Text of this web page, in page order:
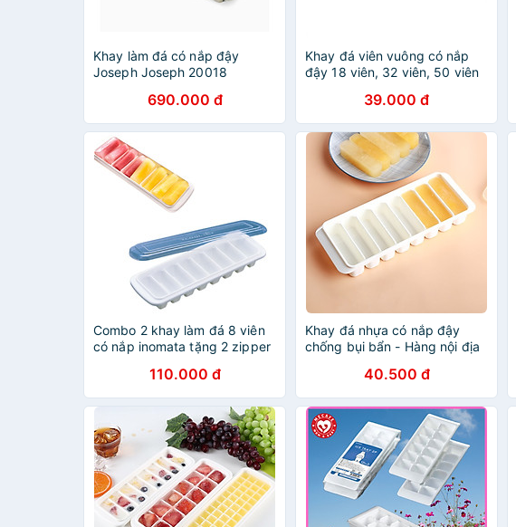
Khay làm đá có nắp đậy
Joseph Joseph 20018
690.000 đ
Khay đá viên vuông có nắp
đậy 18 viên, 32 viên, 50 viên
39.000 đ
Combo 2 khay làm đá 8 viên
có nắp inomata tặng 2 zipper
110.000 đ
Khay đá nhựa có nắp đậy
chống bụi bẩn - Hàng nội địa
40.500 đ